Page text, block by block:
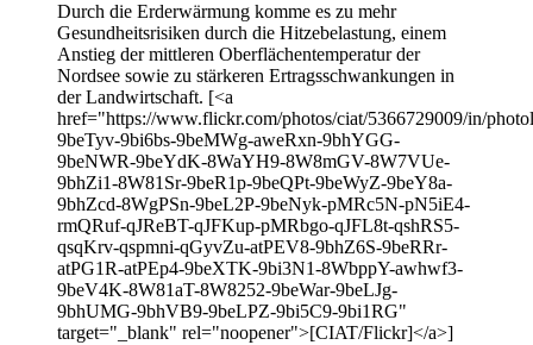
Durch die Erderwärmung komme es zu mehr
Gesundheitsrisiken durch die Hitzebelastung, einem
Anstieg der mittleren Oberflächentemperatur der
Nordsee sowie zu stärkeren Ertragsschwankungen in
der Landwirtschaft. [<a
href="https://www.flickr.com/photos/ciat/5366729009/in/
9beTyv-9bi6bs-9beMWg-aweRxn-9bhYGG-
9beNWR-9beYdK-8WaYH9-8W8mGV-8W7VUe-
9bhZi1-8W81Sr-9beR1p-9beQPt-9beWyZ-9beY8a-
9bhZcd-8WgPSn-9beL2P-9beNyk-pMRc5N-pN5iE4-
rmQRuf-qJReBT-qJFKup-pMRbgo-qJFL8t-qshRS5-
qsqKrv-qspmni-qGyvZu-atPEV8-9bhZ6S-9beRRr-
atPG1R-atPEp4-9beXTK-9bi3N1-8WbppY-awhwf3-
9beV4K-8W81aT-8W8252-9beWar-9beLJg-
9bhUMG-9bhVB9-9beLPZ-9bi5C9-9bi1RG"
target="_blank" rel="noopener">[CIAT/Flickr]</a>]